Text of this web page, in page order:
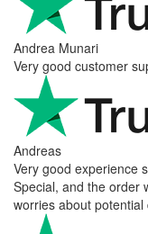
Andrea Munari
Very good customer
Andreas
Very good experience
Special, and the order
worries about potential